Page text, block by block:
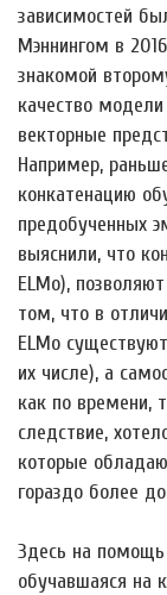
зависимостей
Мэннингом в
знакомой
качество
векторные
Например,
конкатенацию
предобученных
выяснили, что
ELMo),
том, что в
ELMo
их числе), а
как по времени,
следствие,
которые
гораздо более
Здесь на помощь
обучавшаяся на